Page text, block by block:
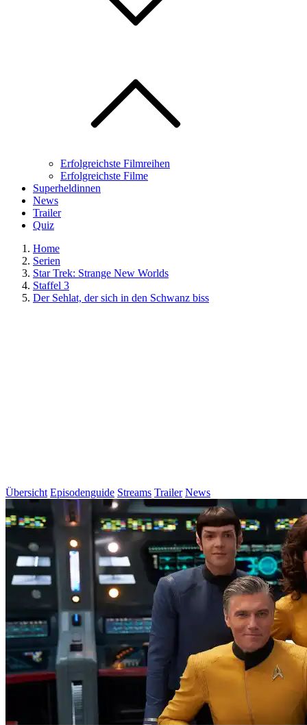
Erfolgreichste Filmreihen
Erfolgreichste Filme
Superheldinnen
News
Trailer
Quiz
Home
Serien
Star Trek: Strange New Worlds
Staffel 3
Der Sehlat, der sich in den Schwanz biss
Übersicht Episodenguide Streams Trailer News